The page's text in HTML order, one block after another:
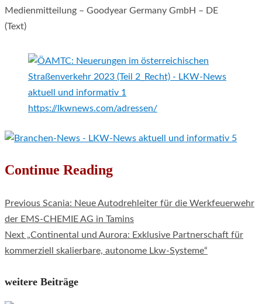
Medienmitteilung – Goodyear Germany GmbH – DE
(Text)
https://lkwnews.com/adressen/
Continue Reading
Previous Scania: Neue Autodrehleiter für die Werkfeuerwehr
der EMS-CHEMIE AG in Tamins
Next „Continental und Aurora: Exklusive Partnerschaft für
kommerziell skalierbare, autonome Lkw-Systeme“
weitere Beiträge